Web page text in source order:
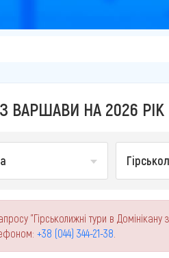
ВАРШАВИ НА 2026 РІК
"Гірськолижні тури в
+38 (044) 344-21-38